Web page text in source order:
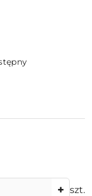
szt.